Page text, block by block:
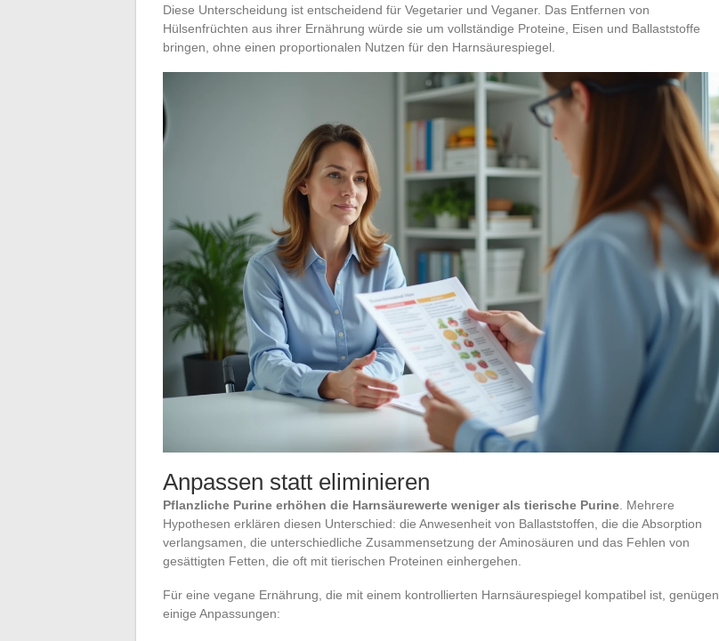
Diese Unterscheidung ist entscheidend für Vegetarier und Veganer. Das Entfernen von
Hülsenfrüchten aus ihrer Ernährung würde sie um vollständige Proteine, Eisen und Ballaststoffe
bringen, ohne einen proportionalen Nutzen für den Harnsäurespiegel.
Anpassen statt eliminieren
Pflanzliche Purine erhöhen die Harnsäurewerte weniger als tierische Purine . Mehrere
Hypothesen erklären diesen Unterschied: die Anwesenheit von Ballaststoffen, die die Absorption
verlangsamen, die unterschiedliche Zusammensetzung der Aminosäuren und das Fehlen von
gesättigten Fetten, die oft mit tierischen Proteinen einhergehen.
Für eine vegane Ernährung, die mit einem kontrollierten Harnsäurespiegel kompatibel ist, genügen
einige Anpassungen: